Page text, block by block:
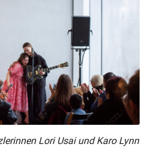
Lori Usai und Karo Lynn